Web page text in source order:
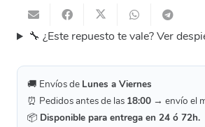
Aspiración
Bomba
🔧 ¿Este repuesto te vale? Ver
🚚 Envíos de Lunes a Viernes
⏰ Pedidos antes de las 18:00 → envío el
📦 Disponible para entrega en 24 ó 72h.